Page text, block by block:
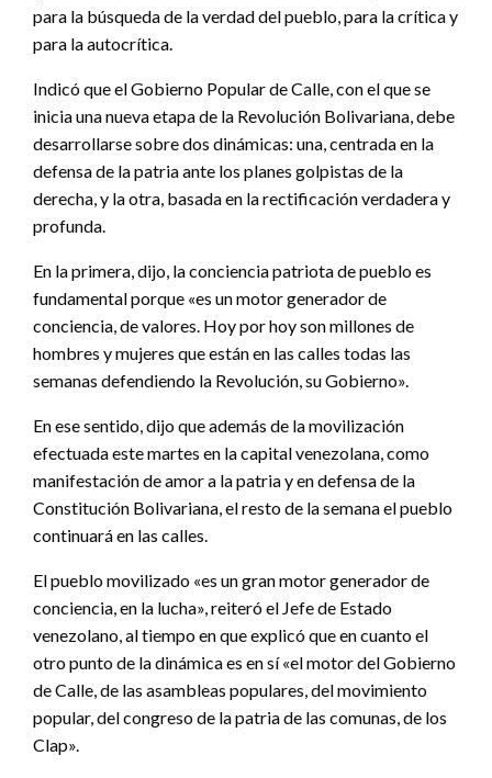
para la búsqueda de la verdad del pueblo, para la crítica y
para la autocrítica.
Indicó que el Gobierno Popular de Calle, con el que se
inicia una nueva etapa de la Revolución Bolivariana, debe
desarrollarse sobre dos dinámicas: una, centrada en la
defensa de la patria ante los planes golpistas de la
derecha, y la otra, basada en la rectificación verdadera y
profunda.
En la primera, dijo, la conciencia patriota de pueblo es
fundamental porque «es un motor generador de
conciencia, de valores. Hoy por hoy son millones de
hombres y mujeres que están en las calles todas las
semanas defendiendo la Revolución, su Gobierno».
En ese sentido, dijo que además de la movilización
efectuada este martes en la capital venezolana, como
manifestación de amor a la patria y en defensa de la
Constitución Bolivariana, el resto de la semana el pueblo
continuará en las calles.
El pueblo movilizado «es un gran motor generador de
conciencia, en la lucha», reiteró el Jefe de Estado
venezolano, al tiempo en que explicó que en cuanto el
otro punto de la dinámica es en sí «el motor del Gobierno
de Calle, de las asambleas populares, del movimiento
popular, del congreso de la patria de las comunas, de los
Clap».